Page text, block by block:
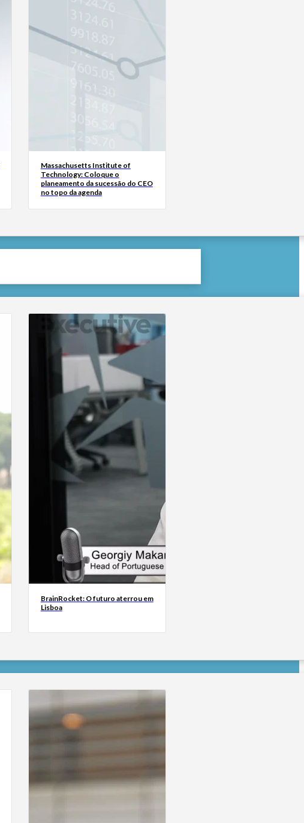
Massachusetts Institute of
Technology: Coloque o
planeamento da sucessão do CEO
no topo da agenda
BrainRocket: O futuro aterrou em
Lisboa